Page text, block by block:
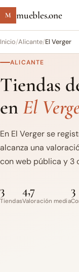
M muebles.one
Inicio/Alicante/El Verger
ALICANTE
Tiendas
enEl
En El Verger se
alcanza una
con web pública y 3
3
Tiendas
4,7
Valoración media
3